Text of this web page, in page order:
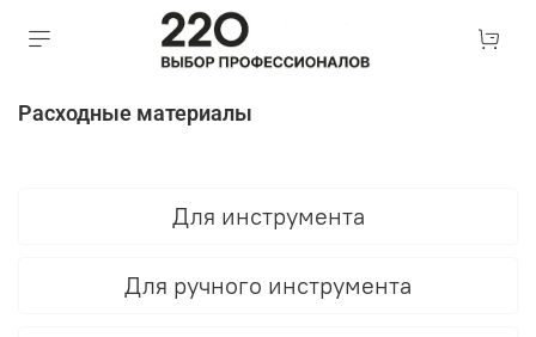
Расходные материалы
Для инструмента
Для ручного инструмента